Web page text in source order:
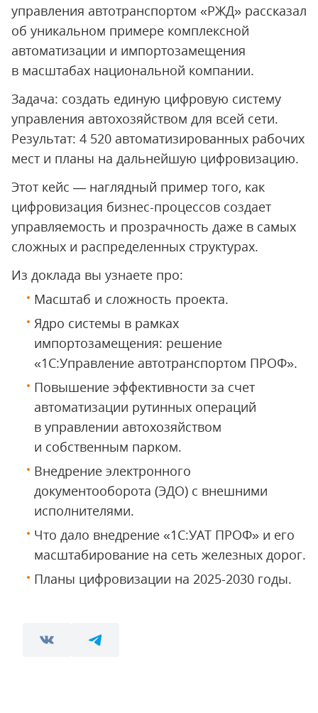
управления автотранспортом «РЖД» рассказал
об уникальном примере комплексной
автоматизации и импортозамещения
в масштабах национальной компании.
Задача: создать единую цифровую систему
управления автохозяйством для всей сети.
Результат: 4 520 автоматизированных рабочих
мест и планы на дальнейшую цифровизацию.
Этот кейс — наглядный пример того, как
цифровизация бизнес-процессов создает
управляемость и прозрачность даже в самых
сложных и распределенных структурах.
Из доклада вы узнаете про:
Масштаб и сложность проекта.
Ядро системы в рамках
импортозамещения: решение
«1С:Управление автотранспортом ПРОФ».
Повышение эффективности за счет
автоматизации рутинных операций
в управлении автохозяйством
и собственным парком.
Внедрение электронного
документооборота (ЭДО) с внешними
исполнителями.
Что дало внедрение «1С:УАТ ПРОФ» и его
масштабирование на сеть железных дорог.
Планы цифровизации на 2025-2030 годы.